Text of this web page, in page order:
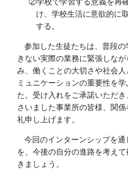
②学校で学習する意義を再
け、学校生活に意欲的に
する。
参加した生徒たちは、普段
きない実際の業務に緊張しな
み、働くことの大切さや社会
ミュニケーションの重要性を
た。受け入れをご承諾いただ
さいました事業所の皆様、関
礼申し上げます。
今回のインターンシップを
を、今後の自分の進路を考え
きましょう。